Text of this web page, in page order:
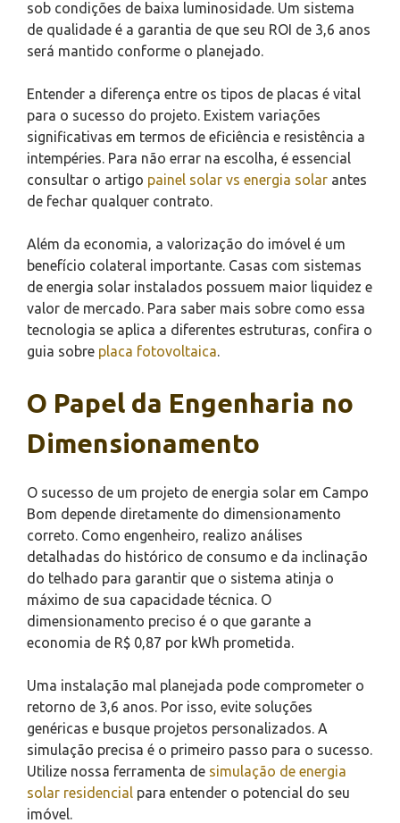
sob condições de baixa luminosidade. Um sistema
de qualidade é a garantia de que seu ROI de 3,6 anos
será mantido conforme o planejado.
Entender a diferença entre os tipos de placas é vital
para o sucesso do projeto. Existem variações
significativas em termos de eficiência e resistência a
intempéries. Para não errar na escolha, é essencial
consultar o artigo painel solar vs energia solar antes
de fechar qualquer contrato.
Além da economia, a valorização do imóvel é um
benefício colateral importante. Casas com sistemas
de energia solar instalados possuem maior liquidez e
valor de mercado. Para saber mais sobre como essa
tecnologia se aplica a diferentes estruturas, confira o
guia sobre placa fotovoltaica
O Papel da Engenharia no
Dimensionamento
O sucesso de um projeto de energia solar em Campo
Bom depende diretamente do dimensionamento
correto. Como engenheiro, realizo análises
detalhadas do histórico de consumo e da inclinação
do telhado para garantir que o sistema atinja o
máximo de sua capacidade técnica. O
dimensionamento preciso é o que garante a
economia de R$ 0,87 por kWh prometida.
Uma instalação mal planejada pode comprometer o
retorno de 3,6 anos. Por isso, evite soluções
genéricas e busque projetos personalizados. A
simulação precisa é o primeiro passo para o sucesso.
Utilize nossa ferramenta de simulação de energia
solar residencial para entender o potencial do seu
imóvel.